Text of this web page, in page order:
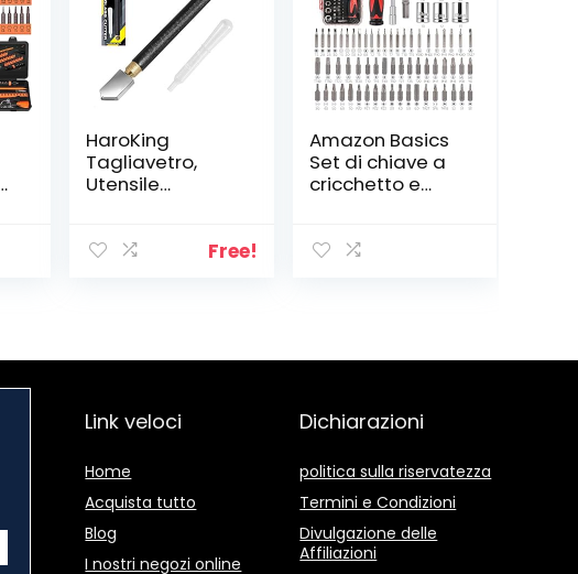
HaroKing
Tagliavetro,
Utensile
Vetro Lubrificato
Specchio,
Free!
Amazon Basics
Set di chiave a
cricchetto e
confezione da
Link veloci
Home
Acquista tutto
Blog
I nostri negozi online
Dichiarazioni
politica sulla riservatezza
Termini e Condizioni
Divulgazione delle
Affiliazioni